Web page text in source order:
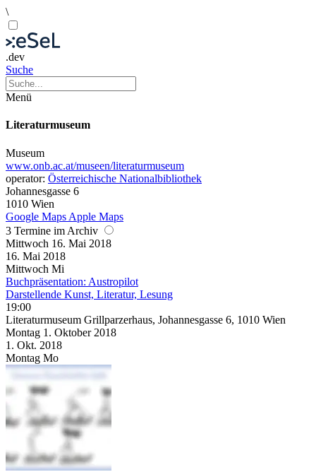
\
.dev
Suche
Menü
Literaturmuseum
Museum
www.onb.ac.at/museen/literaturmuseum
operator: Österreichische Nationalbibliothek
Johannesgasse 6
1010 Wien
Google Maps Apple Maps
3 Termine im Archiv
Mittwoch 16. Mai 2018
16. Mai 2018
Mittwoch Mi
Buchpräsentation: Austropilot
Darstellende Kunst, Literatur, Lesung
19:00
Literaturmuseum Grillparzerhaus, Johannesgasse 6, 1010 Wien
Montag 1. Oktober 2018
1. Okt. 2018
Montag Mo